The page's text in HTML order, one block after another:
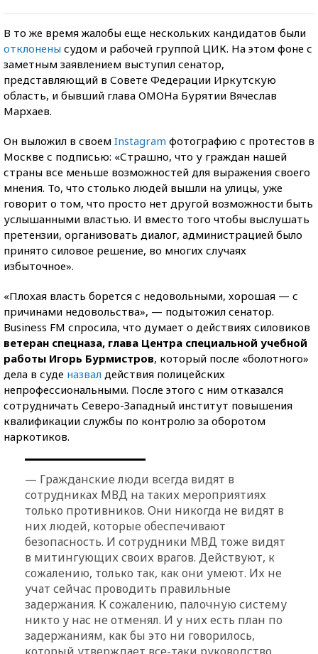
В то же время жалобы еще нескольких кандидатов были
отклонены судом и рабочей группой ЦИК. На этом фоне с
заметным заявлением выступил сенатор,
представляющий в Совете Федерации Иркутскую
область, и бывший глава ОМОНа Бурятии Вячеслав
Мархаев.
Он выложил в своем Instagram фотографию с протестов в
Москве с подписью: «Страшно, что у граждан нашей
страны все меньше возможностей для выражения своего
мнения. То, что столько людей вышли на улицы, уже
говорит о том, что просто нет другой возможности быть
услышанными властью. И вместо того чтобы выслушать
претензии, организовать диалог, администрацией было
принято силовое решение, во многих случаях
избыточное».
«Плохая власть борется с недовольными, хорошая — с
причинами недовольства», — подытожил сенатор.
Business FM спросила, что думает о действиях силовиков
ветеран спецназа, глава Центра специальной учебной
работы Игорь Бурмистров, который после «болотного»
дела в суде назвал действия полицейских
непрофессиональными. После этого с ним отказался
сотрудничать Северо-Западный институт повышения
квалификации службы по контролю за оборотом
наркотиков.
— Гражданские люди всегда видят в
сотрудниках МВД на таких мероприятиях
только противников. Они никогда не видят в
них людей, которые обеспечивают
безопасность. И сотрудники МВД тоже видят
в митингующих своих врагов. Действуют, к
сожалению, только так, как они умеют. Их не
учат сейчас проводить правильные
задержания. К сожалению, палочную систему
никто у нас не отменял. И у них есть план по
задержаниям, как бы это ни говорилось,